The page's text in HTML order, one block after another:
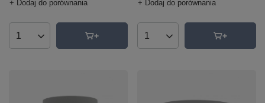
+ Dodaj do porównania
Ilość produktów
+ Dodaj do porównania
Ilość produktów